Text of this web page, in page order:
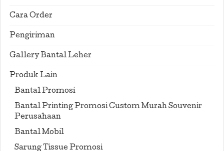
Cara Order
Pengiriman
Gallery Bantal Leher
Produk Lain
Bantal Promosi
Bantal Printing Promosi Custom Murah Souvenir
Perusahaan
Bantal Mobil
Sarung Tissue Promosi